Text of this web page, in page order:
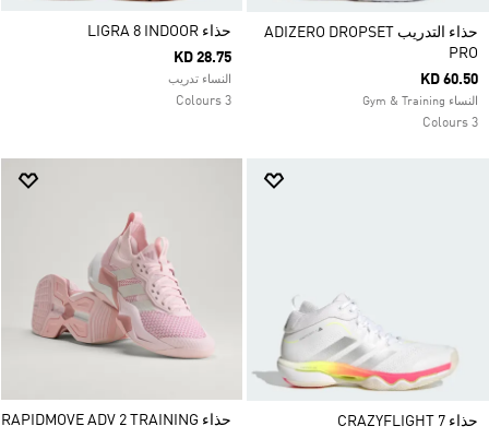
حذاء التدريب ADIZERO DROPSET
PRO
KD 60.50
النساء Gym & Training
3 Colours
حذاء LIGRA 8 INDOOR
KD 28.75
النساء تدريب
3 Colours
حذاء CRAZYFLIGHT 7
حذاء RAPIDMOVE ADV 2 TRAINING